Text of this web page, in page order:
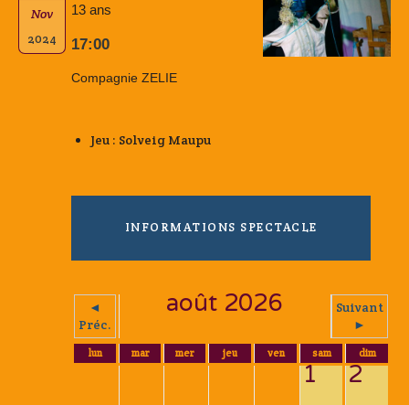
Nov
2024
13 ans
17:00
Compagnie ZELIE
Jeu : Solveig Maupu
INFORMATIONS SPECTACLE
◄
Préc.
août 2026
Suivant
►
lun mar mer jeu ven sam dim
1
2